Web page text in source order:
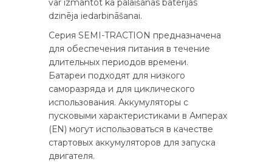
var izmantot kā palaišanas baterijas
dzinēja iedarbināšanai.
Серия SEMI-TRACTION предназначена
для обеспечения питания в течение
длительных периодов времени.
Батареи подходят для низкого
саморазряда и для циклического
использования. Аккумуляторы с
пусковыми характеристиками в Амперах
(ЕN) могут использоваться в качестве
стартовых аккумуляторов для запуска
двигателя.